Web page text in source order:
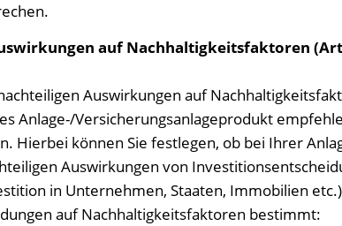
auf Nachhaltigkeitsfaktoren
Auswirkungen auf
Anlage-/Versicherungsanlageprodukt
Hierbei können Sie festlegen, ob bei Ihrer
Auswirkungen von
in Unternehmen, Staaten, Immobilien
auf Nachhaltigkeitsfaktoren bestimmt: